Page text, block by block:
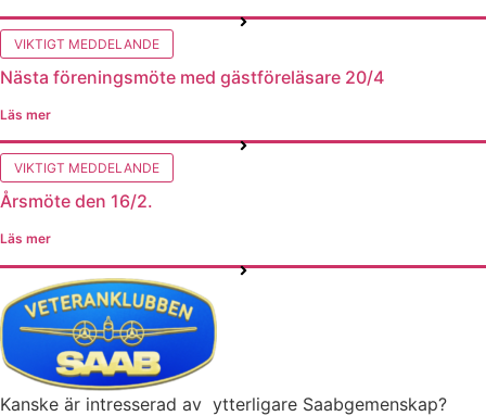
VIKTIGT MEDDELANDE
Nästa föreningsmöte med gästföreläsare 20/4
Läs mer
VIKTIGT MEDDELANDE
Årsmöte den 16/2.
Läs mer
Kanske är intresserad av ytterligare Saabgemenskap?